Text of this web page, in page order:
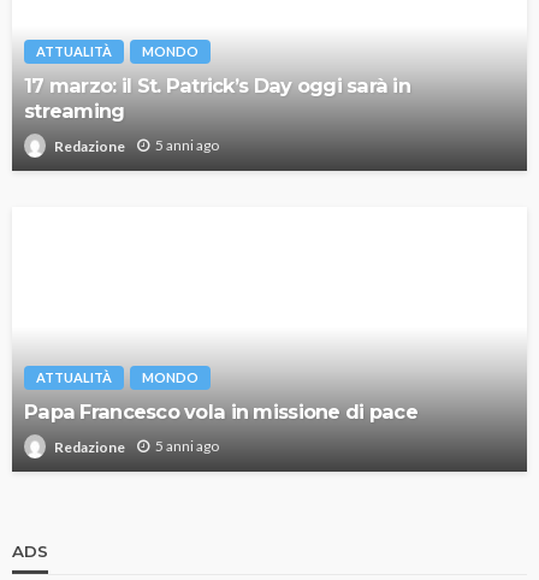
ATTUALITÀ MONDO
17 marzo: il St. Patrick’s Day oggi sarà in
streaming
Redazione 5 anni ago
ATTUALITÀ MONDO
Papa Francesco vola in missione di pace
Redazione 5 anni ago
ADS